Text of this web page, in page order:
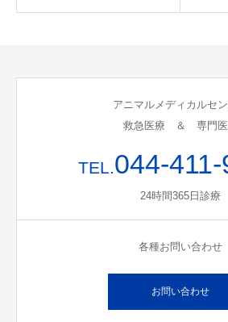
アニマルメディカルセ
救急医療 ＆ 専門
TEL.044-
24時間365日診療
各種お問い合わせ
お問い合わせ